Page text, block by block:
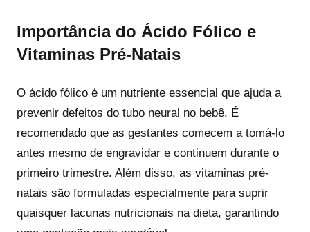
Importância do Ácido Fólico e
Vitaminas Pré-Natais
O ácido fólico é um nutriente essencial que ajuda a
prevenir defeitos do tubo neural no bebê. É
recomendado que as gestantes comecem a tomá-lo
antes mesmo de engravidar e continuem durante o
primeiro trimestre. Além disso, as vitaminas pré-
natais são formuladas especialmente para suprir
quaisquer lacunas nutricionais na dieta, garantindo